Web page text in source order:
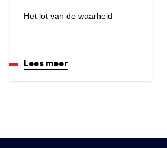
Het lot van de waarheid
Lees meer